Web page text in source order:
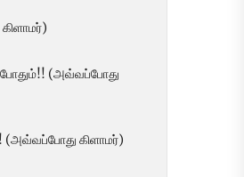
(அவ்வப்போது
(அவ்வப்போது கிளாமர்)